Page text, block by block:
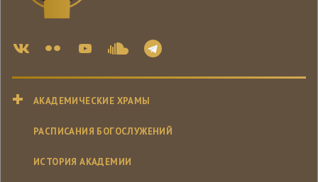
АКАДЕМИЧЕСКИЕ ХРАМЫ
РАСПИСАНИЯ БОГОСЛУЖЕНИЙ
ИСТОРИЯ АКАДЕМИИ